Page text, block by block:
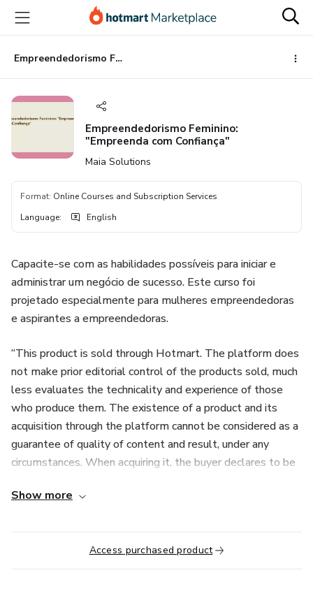
main
content
Empreendedorismo Feminino: "Empreenda com Confiança"
Empreendedorismo Feminino:
"Empreenda com Confiança"
Maia Solutions
Format: Online Courses and Subscription Services
Language: English
Capacite-se com as habilidades possíveis para iniciar e
administrar um negócio de sucesso. Este curso foi
projetado especialmente para mulheres empreendedoras
e aspirantes a empreendedoras.
“This product is sold through Hotmart. The platform does
not make prior editorial control of the products sold, much
less evaluates the technicality and experience of those
who produce them. The existence of a product and its
acquisition through the platform cannot be considered as a
guarantee of quality of content and result, under any
circumstances. When acquiring it, the buyer declares to be
can be accessed here, even before completing the
Show more
Access purchased product